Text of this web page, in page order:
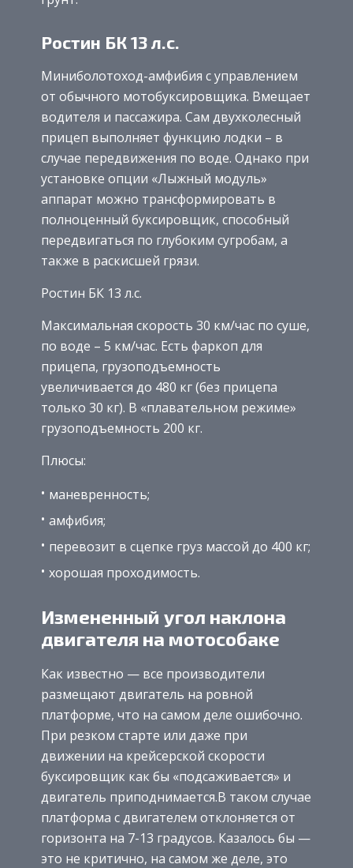
Ростин БК 13 л.с.
Миниболотоход-амфибия с управлением
от обычного мотобуксировщика. Вмещает
водителя и пассажира. Сам двухколесный
прицеп выполняет функцию лодки – в
случае передвижения по воде. Однако при
установке опции «Лыжный модуль»
аппарат можно трансформировать в
полноценный буксировщик, способный
передвигаться по глубоким сугробам, а
также в раскисшей грязи.
Ростин БК 13 л.с.
Максимальная скорость 30 км/час по суше,
по воде – 5 км/час. Есть фаркоп для
прицепа, грузоподъемность
увеличивается до 480 кг (без прицепа
только 30 кг). В «плавательном режиме»
грузоподъемность 200 кг.
Плюсы:
маневренность;
амфибия;
перевозит в сцепке груз массой до 400 кг;
хорошая проходимость.
Измененный угол наклона
двигателя на мотособаке
Как известно — все производители
размещают двигатель на ровной
платформе, что на самом деле ошибочно.
При резком старте или даже при
движении на крейсерской скорости
буксировщик как бы «подсаживается» и
двигатель приподнимается.В таком случае
платформа с двигателем отклоняется от
горизонта на 7-13 градусов. Казалось бы —
это не критично, на самом же деле, это